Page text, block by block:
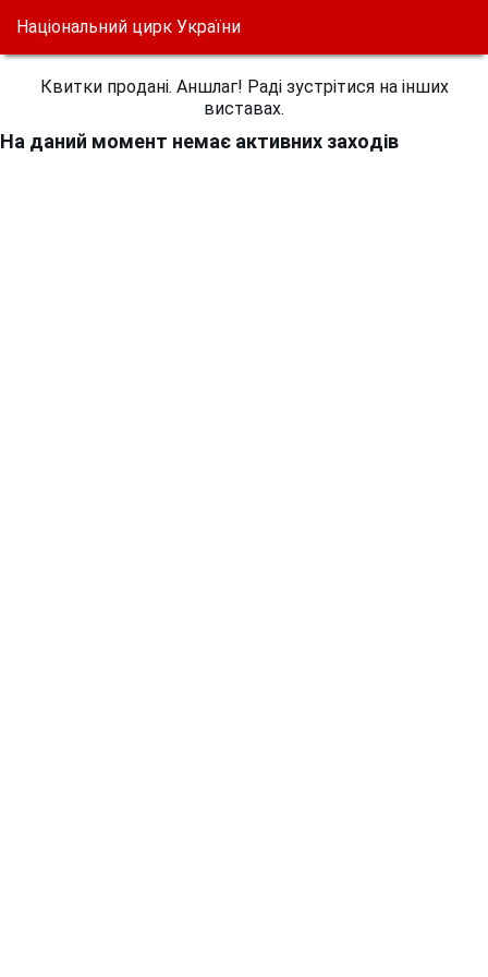
Національний цирк України
Квитки продані. Аншлаг! Раді зустрітися на інших
виставах.
На даний момент немає активних заходів